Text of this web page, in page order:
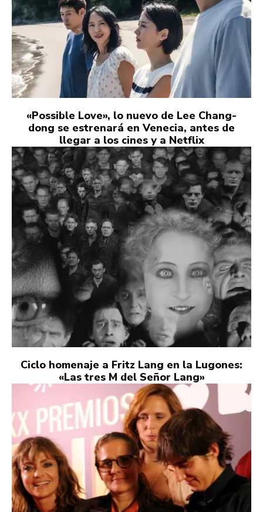
«Possible Love», lo nuevo de Lee Chang-
dong se estrenará en Venecia, antes de
llegar a los cines y a Netflix
Ciclo homenaje a Fritz Lang en la Lugones:
«Las tres M del Señor Lang»